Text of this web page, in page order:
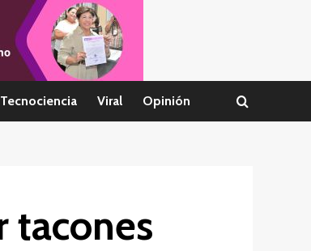
Tecnociencia Viral Opinión
tacones